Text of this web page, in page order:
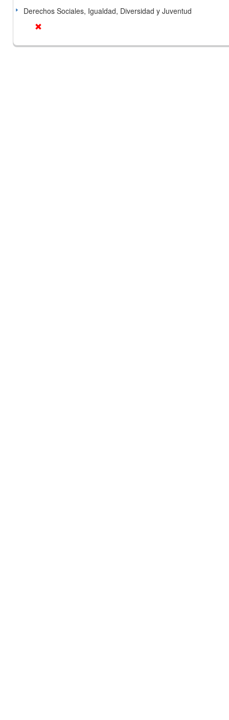
Derechos Sociales, Igualdad, Diversidad y Juventud